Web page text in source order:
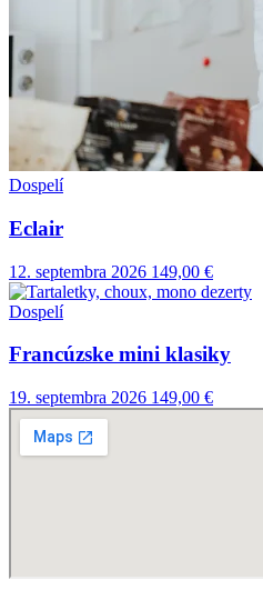
Dospelí
Eclair
12. septembra 2026 149,00 €
Dospelí
Francúzske mini klasiky
19. septembra 2026 149,00 €